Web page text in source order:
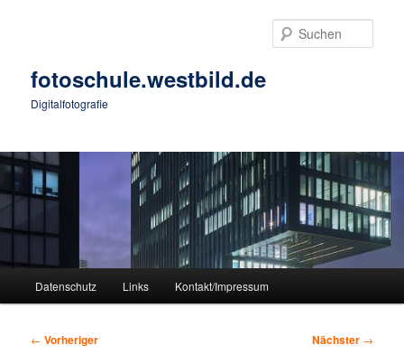
fotoschule.westbild.de
Digitalfotografie
Datenschutz Links Kontakt/Impressum
Beitragsnavigation
← Vorheriger Nächster →